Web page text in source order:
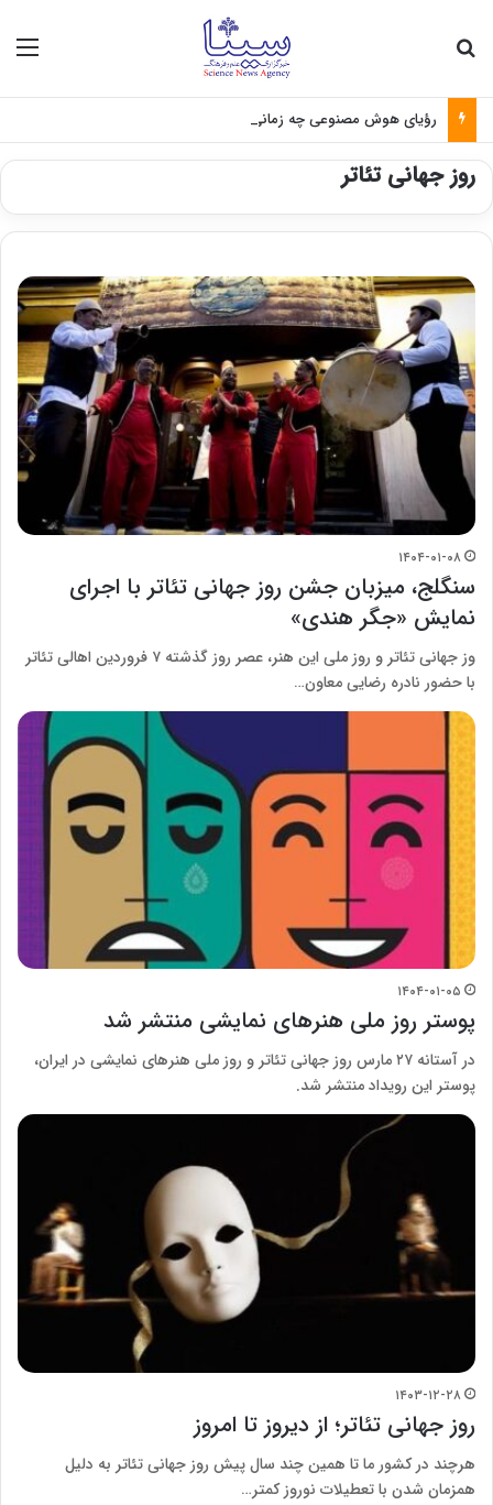
رؤیای هوش مصنوعی چه زمانی واقعی می‌شود؟
روز جهانی تئاتر
۱۴۰۴-۰۱-۰۸
سنگلج، میزبان جشن روز جهانی تئاتر با اجرای
نمایش «جگر هندی»
وز جهانی تئاتر و روز ملی این هنر، عصر روز گذشته ۷ فروردین اهالی تئاتر
با حضور نادره رضایی معاون…
۱۴۰۴-۰۱-۰۵
پوستر روز ملی هنرهای نمایشی منتشر شد
در آستانه ٢٧ مارس روز جهانی تئاتر و روز ملی هنرهای نمایشی در ایران،
پوستر این رویداد منتشر شد.
۱۴۰۳-۱۲-۲۸
روز جهانی تئاتر؛ از دیروز تا امروز
هرچند در کشور ما تا همین چند سال پیش روز جهانی تئاتر به دلیل
همزمان شدن با تعطیلات نوروز کمتر…